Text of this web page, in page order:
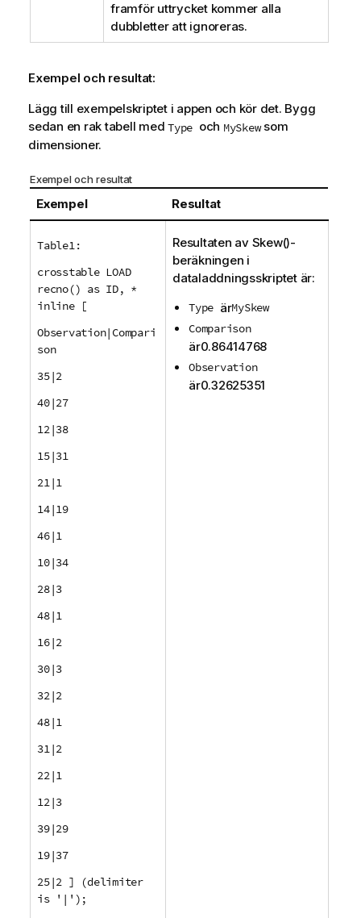
framför uttrycket kommer alla
dubbletter att ignoreras.
Exempel och resultat:
Lägg till exempelskriptet i appen och kör det. Bygg
sedan en rak tabell med Type och MySkewsom
dimensioner.
Exempel och resultat
Exempel Resultat
Table1:
crosstable LOAD
recno() as ID, *
inline [
Observation|Compari
son
35|2
40|27
12|38
15|31
21|1
14|19
46|1
10|34
28|3
48|1
16|2
30|3
32|2
48|1
31|2
22|1
12|3
39|29
19|37
25|2 ] (delimiter
is '|');
Resultaten av Skew()-
beräkningen i
dataladdningsskriptet är:
Type ärMySkew
Comparison
är0.86414768
Observation
är0.32625351